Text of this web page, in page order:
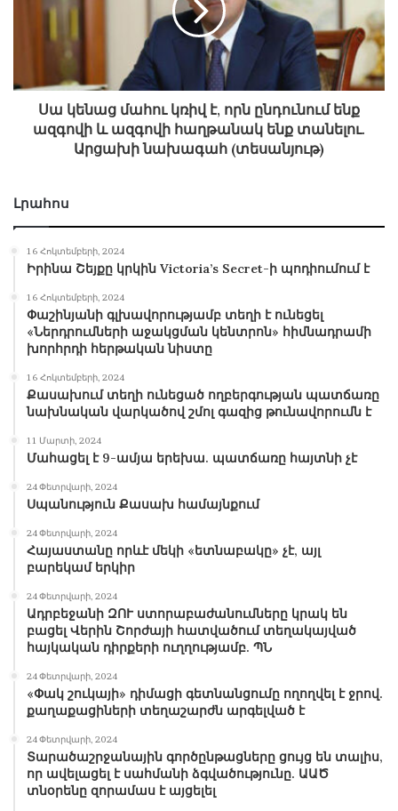
Սա կենաց մահու կռիվ է, որն ընդունում ենք
ազգովի և ազգովի հաղթանակ ենք տանելու.
Արցախի նախագահ (տեսանյութ)
Լրահոս
16 Հոկտեմբերի, 2024
Իրինա Շեյքը կրկին Victoria’s Secret-ի պոդիումում է
16 Հոկտեմբերի, 2024
Փաշինյանի գլխավորությամբ տեղի է ունեցել
«Ներդրումների աջակցման կենտրոն» հիմնադրամի
խորհրդի հերթական նիստը
16 Հոկտեմբերի, 2024
Քասախում տեղի ունեցած ողբերգության պատճառը
նախնական վարկածով շմոլ գազից թունավորումն է
11 Մարտի, 2024
Մահացել է 9-ամյա երեխա. պատճառը հայտնի չէ
24 Փետրվարի, 2024
Սպանություն Քասախ համայնքում
24 Փետրվարի, 2024
Հայաստանը որևէ մեկի «ետնաբակը» չէ, այլ
բարեկամ երկիր
24 Փետրվարի, 2024
Ադրբեջանի ԶՈՒ ստորաբաժանումները կրակ են
բացել Վերին Շորժայի հատվածում տեղակայված
հայկական դիրքերի ուղղությամբ. ՊՆ
24 Փետրվարի, 2024
«Փակ շուկայի» դիմացի գետնանցումը ողողվել է ջրով.
քաղաքացիների տեղաշարժն արգելված է
24 Փետրվարի, 2024
Տարածաշրջանային գործընթացները ցույց են տալիս,
որ ավելացել է սահմանի ձգվածությունը. ԱԱԾ
տնօրենը զորամաս է այցելել